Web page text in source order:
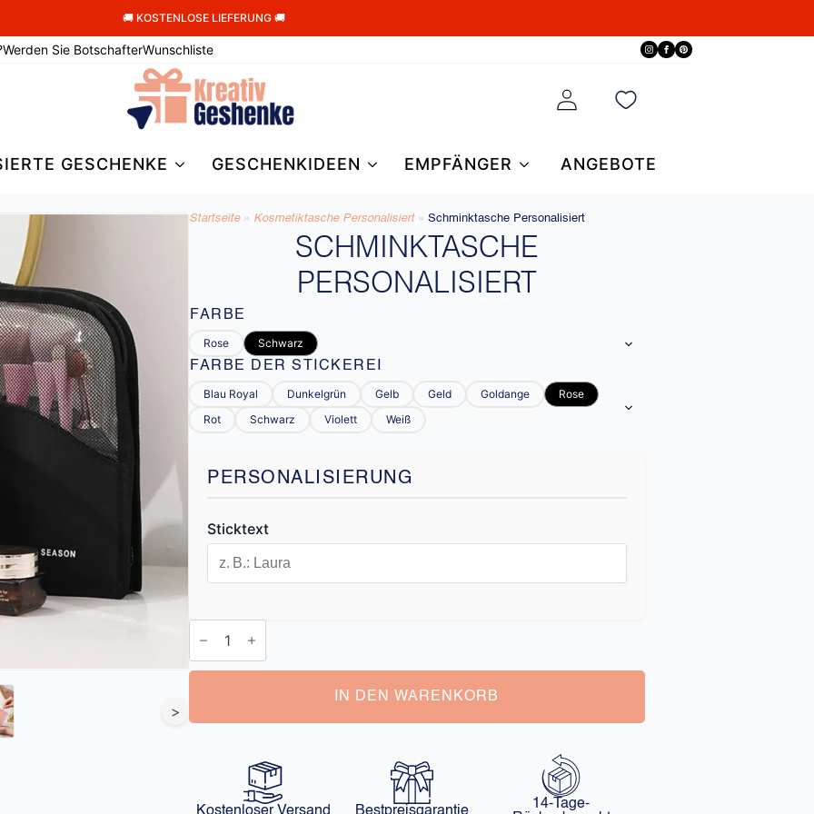
🚚 KOSTENLOSE LIEFERUNG 🚚
Werden Sie BotschafterWunschliste
GESCHENKE GESCHENKIDEEN EMPFÄNGER ANGEBOTE
>
Startseite » Kosmetiktasche Personalisiert​ » Schminktasche Personalisiert
SCHMINKTASCHE
PERSONALISIERT
FARBE
Rose Schwarz
FARBE DER STICKEREI
Blau Royal Dunkelgrün Gelb Geld Goldange
Rose
Rot
Schwarz Violett Weiß
PERSONALISIERUNG
Sticktext
Schminktasche
Personalisiert
IN DEN WARENKORB
14-Tage-